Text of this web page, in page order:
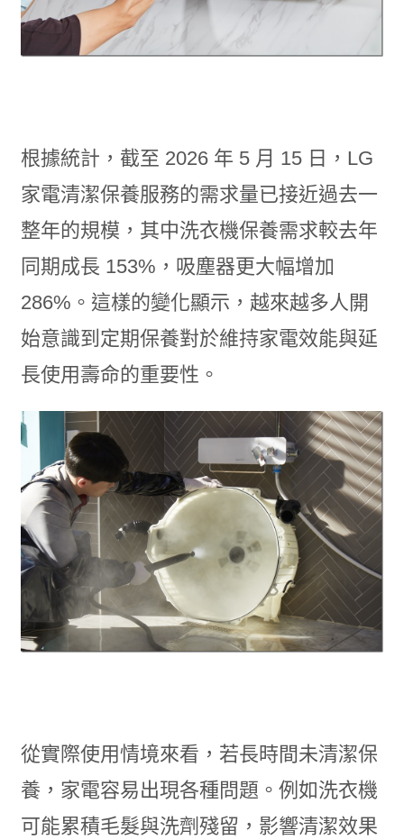
根據統計，截至 2026 年 5 月 15 日，LG
家電清潔保養服務的需求量已接近過去一
整年的規模，其中洗衣機保養需求較去年
同期成長 153%，吸塵器更大幅增加
286%。這樣的變化顯示，越來越多人開
始意識到定期保養對於維持家電效能與延
長使用壽命的重要性。
從實際使用情境來看，若長時間未清潔保
養，家電容易出現各種問題。例如洗衣機
可能累積毛髮與洗劑殘留，影響清潔效果